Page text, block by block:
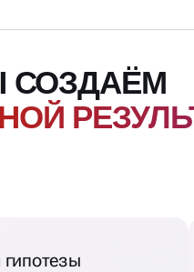
СОЗДАЁМ
гипотезы